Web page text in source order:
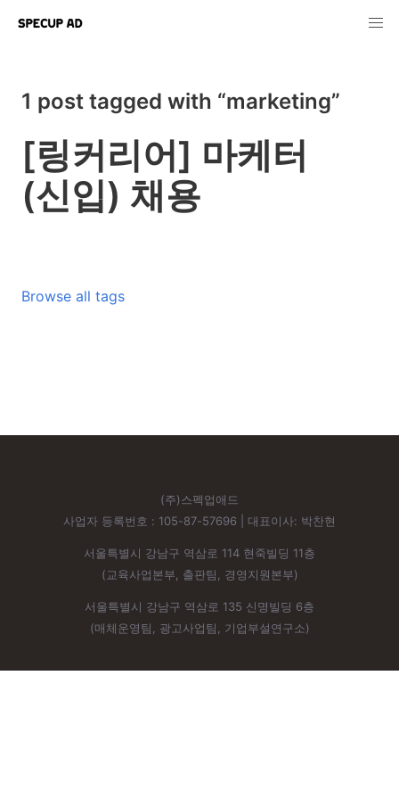
1 post tagged with “marketing”
[링커리어] 마케터
(신입) 채용
Browse all tags
(주)스펙업애드
사업자 등록번호 : 105-87-57696 | 대표이사: 박찬현
서울특별시 강남구 역삼로 114 현죽빌딩 11층
(교육사업본부, 출판팀, 경영지원본부)
서울특별시 강남구 역삼로 135 신명빌딩 6층
(매체운영팀, 광고사업팀, 기업부설연구소)